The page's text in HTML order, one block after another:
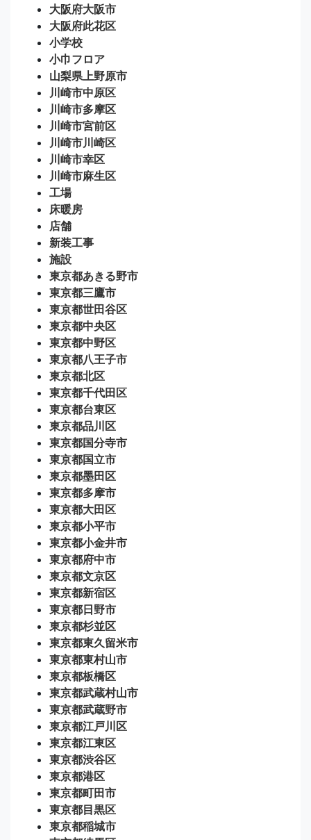
大阪府大阪市
大阪府此花区
小学校
小巾フロア
山梨県上野原市
川崎市中原区
川崎市多摩区
川崎市宮前区
川崎市川崎区
川崎市幸区
川崎市麻生区
工場
床暖房
店舗
新装工事
施設
東京都あきる野市
東京都三鷹市
東京都世田谷区
東京都中央区
東京都中野区
東京都八王子市
東京都北区
東京都千代田区
東京都台東区
東京都品川区
東京都国分寺市
東京都国立市
東京都墨田区
東京都多摩市
東京都大田区
東京都小平市
東京都小金井市
東京都府中市
東京都文京区
東京都新宿区
東京都日野市
東京都杉並区
東京都東久留米市
東京都東村山市
東京都板橋区
東京都武蔵村山市
東京都武蔵野市
東京都江戸川区
東京都江東区
東京都渋谷区
東京都港区
東京都町田市
東京都目黒区
東京都稲城市